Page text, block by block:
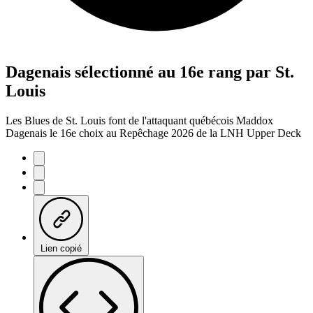
Dagenais sélectionné au 16e rang par St.
Louis
Les Blues de St. Louis font de l'attaquant québécois Maddox
Dagenais le 16e choix au Repêchage 2026 de la LNH Upper Deck
Lien copié